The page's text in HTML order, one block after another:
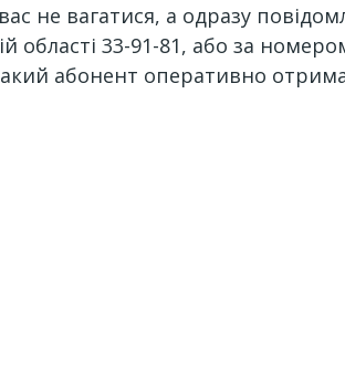
не вагатися, а одразу
33-91-81, або за номером
абонент оперативно